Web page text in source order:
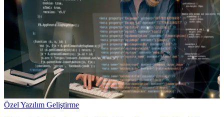
Özel Yazılım Geliştirme